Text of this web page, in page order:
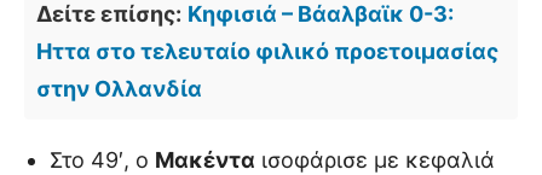
Δείτε επίσης: Κηφισιά – Βάαλβαϊκ 0-3:
Ηττα στο τελευταίο φιλικό προετοιμασίας
στην Ολλανδία
Στο 49′, ο Μακέντα ισοφάρισε με κεφαλιά